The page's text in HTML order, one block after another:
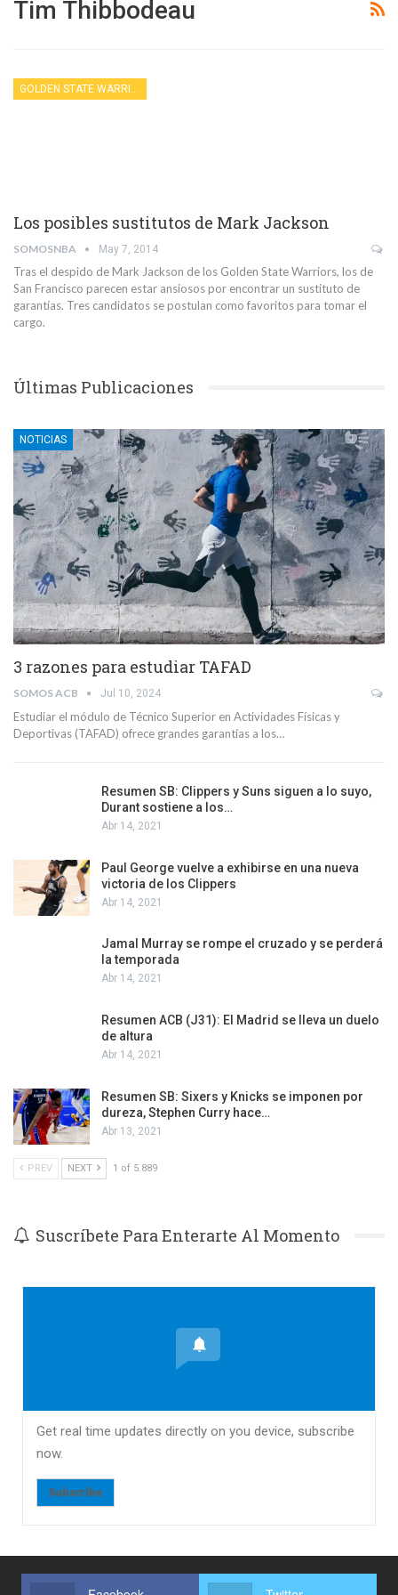
Tim Thibbodeau
Los posibles sustitutos de Mark Jackson
SOMOSNBA May 7, 2014
Tras el despido de Mark Jackson de los Golden State Warriors, los de
San Francisco parecen estar ansiosos por encontrar un sustituto de
garantías. Tres candidatos se postulan como favoritos para tomar el
cargo.
Últimas Publicaciones
NOTICIAS
3 razones para estudiar TAFAD
SOMOS ACB Jul 10, 2024
Estudiar el módulo de Técnico Superior en Actividades Físicas y
Deportivas (TAFAD) ofrece grandes garantías a los…
Resumen SB: Clippers y Suns siguen a lo suyo,
Durant sostiene a los…
Abr 14, 2021
Paul George vuelve a exhibirse en una nueva
victoria de los Clippers
Abr 14, 2021
Jamal Murray se rompe el cruzado y se perderá
la temporada
Abr 14, 2021
Resumen ACB (J31): El Madrid se lleva un duelo
de altura
Abr 14, 2021
Resumen SB: Sixers y Knicks se imponen por
dureza, Stephen Curry hace…
Abr 13, 2021
PREV NEXT 1 of 5.889
Suscríbete Para Enterarte Al Momento
Get real time updates directly on you device, subscribe
now.
Subscribe